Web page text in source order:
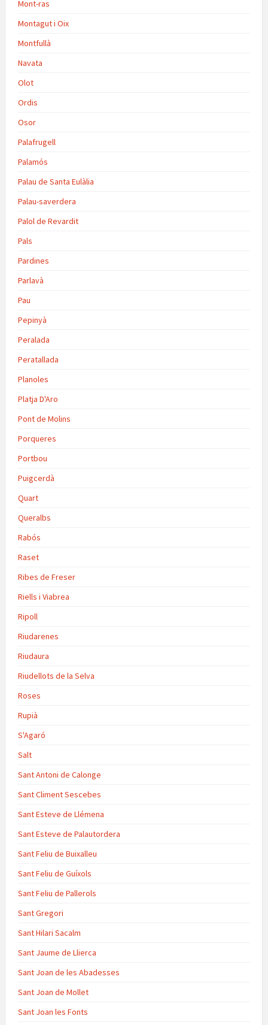
Mont-ras
Montagut i Oix
Montfullà
Navata
Olot
Ordis
Osor
Palafrugell
Palamós
Palau de Santa Eulàlia
Palau-saverdera
Palol de Revardit
Pals
Pardines
Parlavà
Pau
Pepinyà
Peralada
Peratallada
Planoles
Platja D'Aro
Pont de Molins
Porqueres
Portbou
Puigcerdà
Quart
Queralbs
Rabós
Raset
Ribes de Freser
Riells i Viabrea
Ripoll
Riudarenes
Riudaura
Riudellots de la Selva
Roses
Rupià
S'Agaró
Salt
Sant Antoni de Calonge
Sant Climent Sescebes
Sant Esteve de Llémena
Sant Esteve de Palautordera
Sant Feliu de Buixalleu
Sant Feliu de Guíxols
Sant Feliu de Pallerols
Sant Gregori
Sant Hilari Sacalm
Sant Jaume de Llierca
Sant Joan de les Abadesses
Sant Joan de Mollet
Sant Joan les Fonts